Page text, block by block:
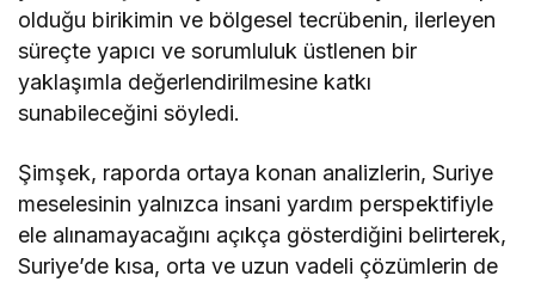
olduğu birikimin ve bölgesel tecrübenin, ilerleyen
süreçte yapıcı ve sorumluluk üstlenen bir
yaklaşımla değerlendirilmesine katkı
sunabileceğini söyledi.
Şimşek, raporda ortaya konan analizlerin, Suriye
meselesinin yalnızca insani yardım perspektifiyle
ele alınamayacağını açıkça gösterdiğini belirterek,
Suriye’de kısa, orta ve uzun vadeli çözümlerin de